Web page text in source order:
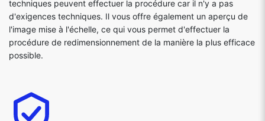
techniques peuvent effectuer la procédure car il n'y a pas
d'exigences techniques. Il vous offre également un aperçu de
l'image mise à l'échelle, ce qui vous permet d'effectuer la
procédure de redimensionnement de la manière la plus efficace
possible.